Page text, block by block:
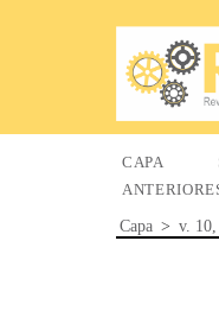
CAPA
Capa > v.